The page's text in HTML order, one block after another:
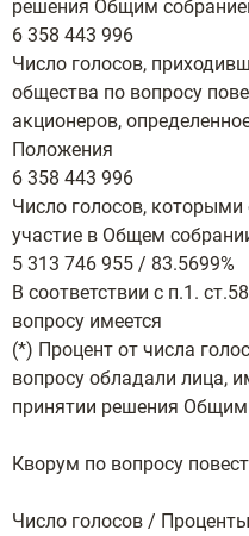
решения Общим
6 358 443 996
Число голосов,
общества по вопросу
акционеров,
Положения
6 358 443 996
Число голосов,
участие в Общем
5 313 746 955 / 83.5699%
В соответствии с п.1.
вопросу имеется
(*) Процент от числа
вопросу обладали лица,
принятии решения
Кворум по вопросу
Число голосов /